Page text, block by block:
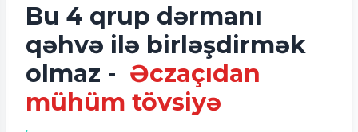
Bu 4 qrup dərmanı
qəhvə ilə birləşdirmək
olmaz - Əczaçıdan
mühüm tövsiyə